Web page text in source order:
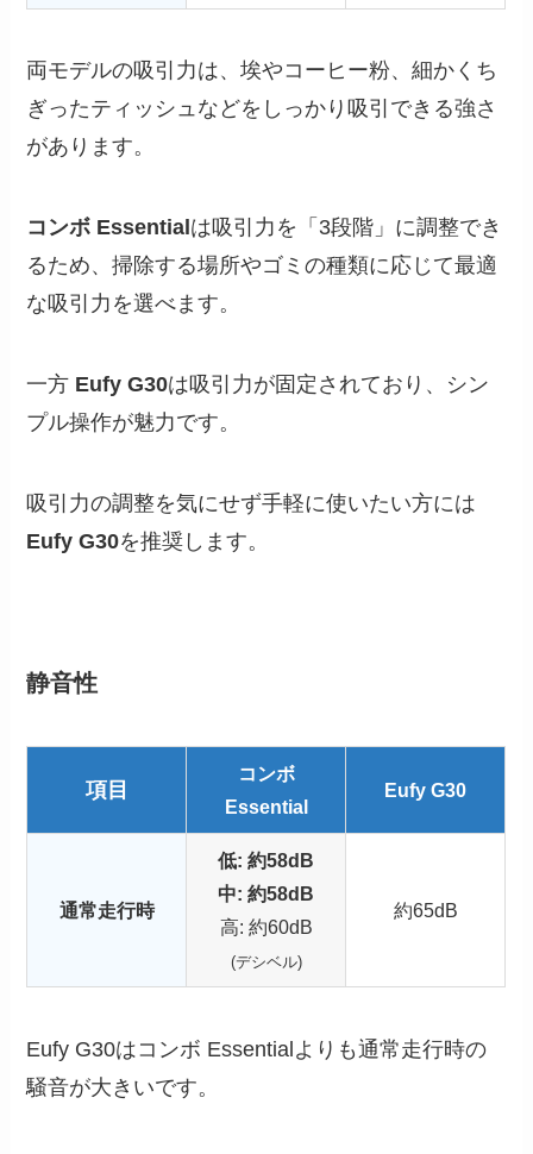
両モデルの吸引力は、埃やコーヒー粉、細かくち
ぎったティッシュなどをしっかり吸引できる強さ
があります。
コンボ Essential は吸引力を「3段階」に調整でき
るため、掃除する場所やゴミの種類に応じて最適
な吸引力を選べます。
一方 Eufy G30は吸引力が固定されており、シン
プル操作が魅力です。
吸引力の調整を気にせず手軽に使いたい方には
Eufy G30を推奨します。
静音性
項目
コンボ
Essential
Eufy G30
通常走行時
低: 約58dB
中: 約58dB
高: 約60dB
(デシベル)
約65dB
Eufy G30はコンボ Essentialよりも通常走行時の
騒音が大きいです。